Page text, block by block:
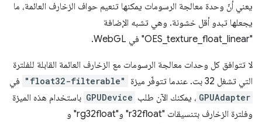
يعني أنّ وحدة معالجة الرسومات يمكنها تنعيم حواف الزخارف العائمة، ما
يجعلها تبدو أقل خشونة. وهي تشبه الإضافة
"OES_texture_float_linear" في WebGL.
لا تتوافق كل وحدات معالجة الرسومات مع الزخارف العائمة القابلة للفلترة
التي تشغل 32 بت. عندما تتوفّر ميزة
"float32-filterable" في
GPUAdapter ، يمكنك الآن طلب GPUDevice باستخدام هذه الميزة
وفلترة الزخارف بتنسيقات "r32float" و"rg32float" و